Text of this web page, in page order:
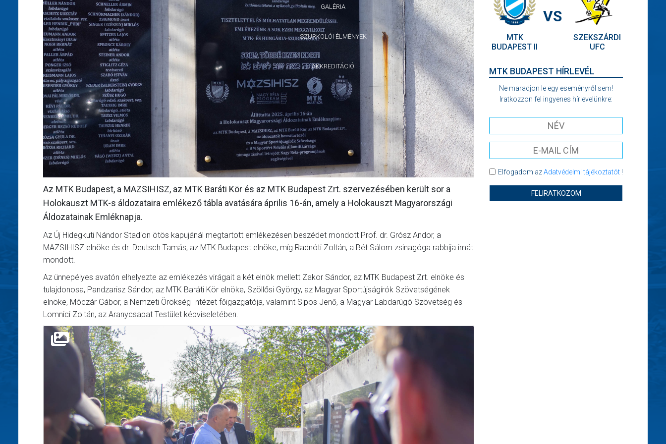
GALÉRIA
SZURKOLÓI ÉLMÉNYEK
AKKREDITÁCIÓ
Az MTK Budapest, a MAZSIHISZ, az MTK Baráti Kör és az MTK Budapest Zrt. szervezésében került sor a
Holokauszt MTK-s áldozataira emlékező tábla avatására április 16-án, amely a Holokauszt Magyarországi
Áldozatainak Emléknapja.
Az Új Hidegkuti Nándor Stadion ötös kapujánál megtartott emlékezésen beszédet mondott Prof. dr. Grósz Andor, a
MAZSIHISZ elnöke és dr. Deutsch Tamás, az MTK Budapest elnöke, míg Radnóti Zoltán, a Bét Sálom zsinagóga rabbija imát
mondott.
Az ünnepélyes avatón elhelyezte az emlékezés virágait a két elnök mellett Zakor Sándor, az MTK Budapest Zrt. elnöke és
tulajdonosa, Pandzarisz Sándor, az MTK Baráti Kör elnöke, Szöllősi György, az Magyar Sportújságírók Szövetségének
elnöke, Móczár Gábor, a Nemzeti Örökség Intézet főigazgatója, valamint Sipos Jenő, a Magyar Labdarúgó Szövetség és
Lomnici Zoltán, az Aranycsapat Testület képviseletében.
MTK
BUDAPEST II
VS
SZEKSZÁRDI
UFC
MTK BUDAPEST HÍRLEVÉL
Ne maradjon le egy eseményről sem!
Iratkozzon fel ingyenes hírlevelünkre:
Elfogadom azAdatvédelmi tájékoztatót!
FELIRATKOZOM